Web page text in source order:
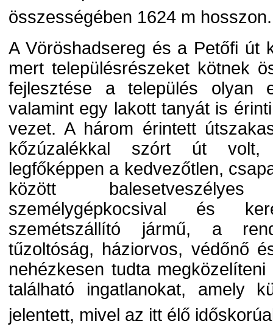
összességében 1624 m hosszon.
A Vöröshadsereg és a Petőfi út
mert településrészeket kötnek
fejlesztése a település olyan
valamint egy lakott tanyát is
vezet. A három érintett
kőzúzalékkal szórt út volt,
legfőképpen a kedvezőtlen,
között
személygépkocsival és
szemétszállító jármű, a
tűzoltóság, háziorvos, védőnő
nehézkesen tudta
található ingatlanokat, amely
jelentett, mivel az itt élő